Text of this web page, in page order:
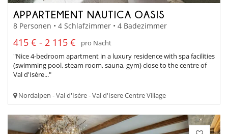
APPARTEMENT NAUTICA OASIS
8 Personen • 4 Schlafzimmer • 4 Badezimmer
415 € - 2 115 €
pro Nacht
"Nice 4-bedroom apartment in a luxury residence with spa facilities
(swimming pool, steam room, sauna, gym) close to the centre of
Val d'Isère..."
Nordalpen - Val d'Isère - Val d'Isere Centre Village